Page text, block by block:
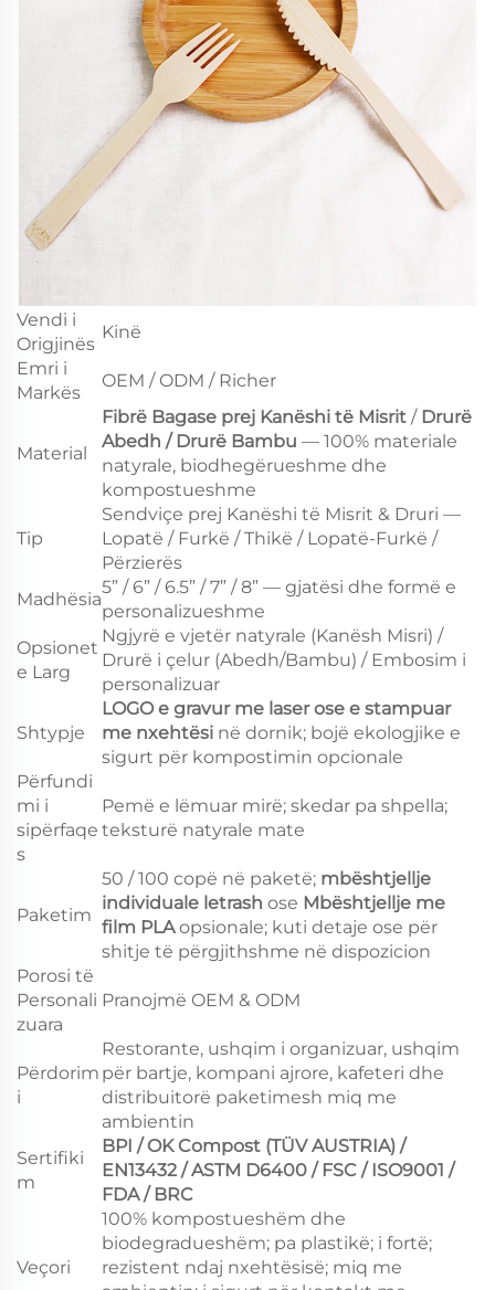
Vendi i
Origjinës
Kinë
Emri i
Markës
OEM / ODM / Richer
Material
Fibrë Bagase prej Kanëshi të Misrit / Drurë
Abedh / Drurë Bambu — 100% materiale
natyrale, biodhegërueshme dhe
kompostueshme
Tip
Sendviçe prej Kanëshi të Misrit & Druri —
Lopatë / Furkë / Thikë / Lopatë-Furkë /
Përzierës
Madhësia
5” / 6” / 6.5” / 7” / 8” — gjatësi dhe formë e
personalizueshme
Opsionet
e Larg
Ngjyrë e vjetër natyrale (Kanësh Misri) /
Drurë i çelur (Abedh/Bambu) / Embosim i
personalizuar
Shtypje
LOGO e gravur me laser ose e stampuar
me nxehtësi në dornik; bojë ekologjike e
sigurt për kompostimin opcionale
Përfundi
mi i
sipërfaqe
s
Pemë e lëmuar mirë; skedar pa shpella;
teksturë natyrale mate
Paketim
50 / 100 copë në paketë; mbështjellje
individuale letrash ose Mbështjellje me
film PLAopsionale; kuti detaje ose për
shitje të përgjithshme në dispozicion
Porosi të
Personali
zuara
Pranojmë OEM & ODM
Përdorim
i
Restorante, ushqim i organizuar, ushqim
për bartje, kompani ajrore, kafeteri dhe
distribuitorë paketimesh miq me
ambientin
Sertifiki
m
BPI / OK Compost (TÜV AUSTRIA) /
EN13432 / ASTM D6400 / FSC / ISO9001 /
FDA / BRC
Veçori
100% kompostueshëm dhe
biodegradueshëm; pa plastikë; i fortë;
rezistent ndaj nxehtësisë; miq me